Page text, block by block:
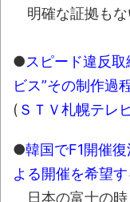
屋やお煽り運
に入院中の
「ム、ム
に入院中のオ
ナチスド
いう無茶に
ブログお
明確な証拠もな
●スピード違反
ビス”その制作過
( ＳＴＶ札幌テレ
●韓国でF1開催
よる開催を希望
日本の富士の時